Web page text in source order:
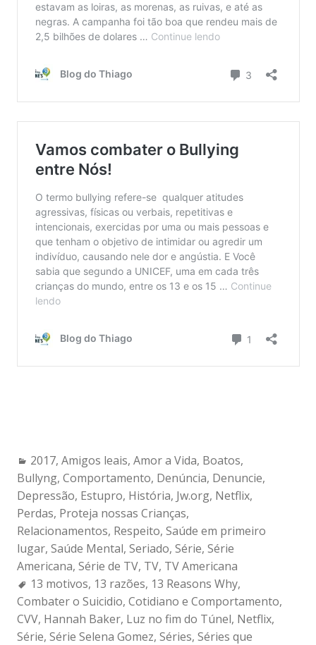
Categories:
2017, Amigos leais, Amor a Vida, Boatos,
Bullyng, Comportamento, Denúncia, Denuncie,
Depressão, Estupro, História, Jw.org, Netflix,
Perdas, Proteja nossas Crianças,
Relacionamentos, Respeito, Saúde em primeiro
lugar, Saúde Mental, Seriado, Série, Série
Americana, Série de TV, TV, TV Americana
Tags:
13 motivos, 13 razões, 13 Reasons Why,
Combater o Suicidio, Cotidiano e Comportamento,
CVV, Hannah Baker, Luz no fim do Túnel, Netflix,
Série, Série Selena Gomez, Séries, Séries que